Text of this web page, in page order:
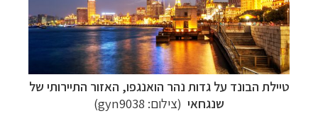
טיילת הבונד על גדות נהר הואנגפו, האזור התיירותי של
שנגחאי (צילום: gyn9038)
תכנוןטיולים למזרח הרחוק
לחצו לרשימת יעדים »
תכנוןטיולים לפולינזיה הצרפתיתלחצו לפרטים »
תכנוןטיולים לאוסטרליה וניו זילנד לחצו לרשימת
ההצעות »